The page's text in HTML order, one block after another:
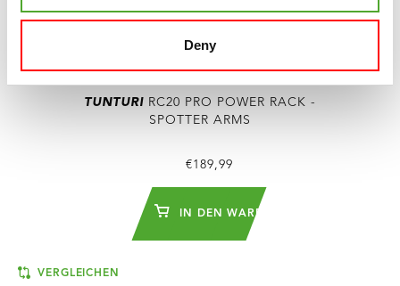
Deny
TUNTURI RC20 PRO POWER RACK -
SPOTTER ARMS
€189,99
IN DEN WARENKORB
VERGLEICHEN